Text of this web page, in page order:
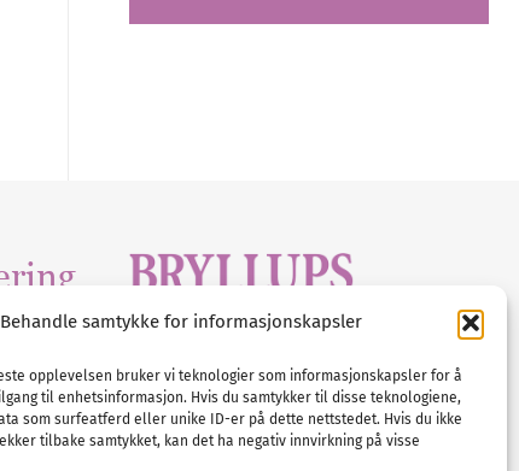
Behandle samtykke for informasjonskapsler
opplevelsen bruker vi teknologier som informasjonskapsler for å
til enhetsinformasjon. Hvis du samtykker til disse teknologiene,
som surfeatferd eller unike ID-er på dette nettstedet. Hvis du ikke
tilbake samtykket, kan det ha negativ innvirkning på visse
E-post :info@nordicbridalmedia.com
Bryllupsmagasinet Norge
© All rights reserved.
VAT: NO911740648